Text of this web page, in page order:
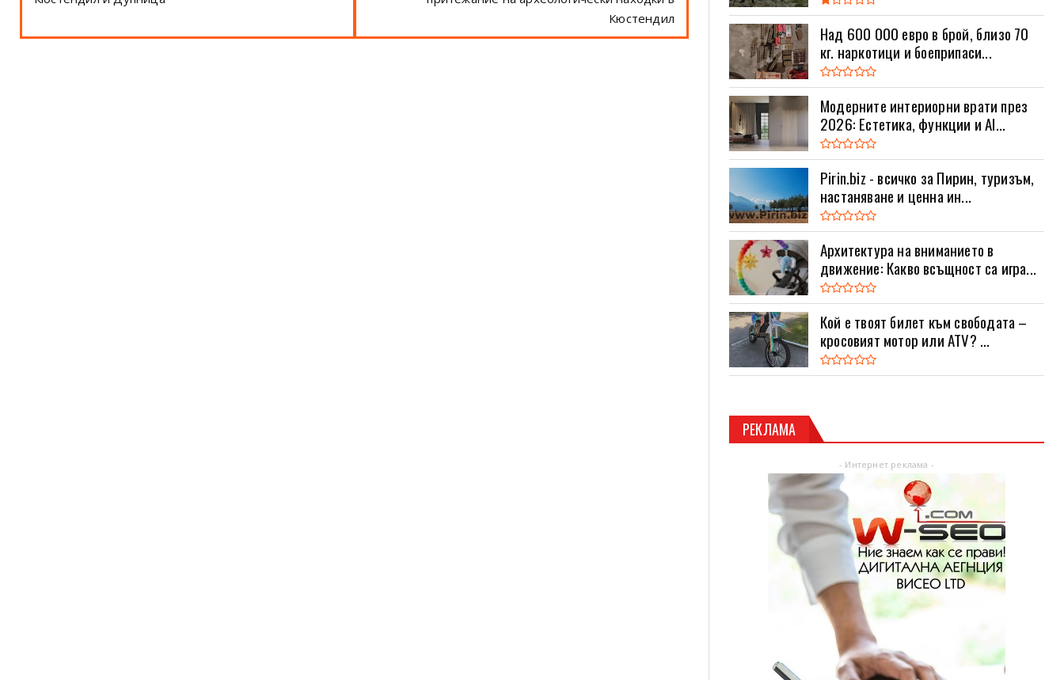
Кюстендил
Над 600 000 евро в брой, близо 70
кг. наркотици и боеприпаси...
Модерните интериорни врати през
2026: Естетика, функции и AI...
Pirin.biz - всичко за Пирин, туризъм,
настаняване и ценна ин...
Архитектура на вниманието в
движение: Какво всъщност са игра...
Кой е твоят билет към свободата –
кросовият мотор или ATV? ...
РЕКЛАМА
- Интернет реклама -